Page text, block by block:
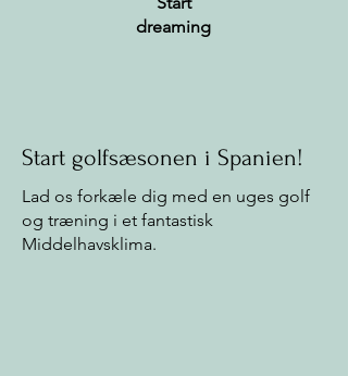
dreaming
Start golfsæsonen i Spanien!
Lad os forkæle dig med en uges golf
og træning i et fantastisk
Middelhavsklima.